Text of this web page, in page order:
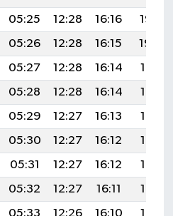
05:25 12:28 16:16
19:22
05:26 12:28 16:15
19:20
05:27 12:28 16:14
19:19
05:28 12:28 16:14
19:18
05:29 12:27 16:13
19:16
05:30 12:27 16:12
19:15
05:31 12:27 16:12
19:13
05:32 12:27 16:11
19:12
05:33 12:26 16:10 19:10